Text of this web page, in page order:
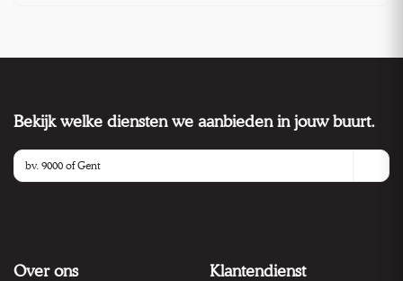
Bekijk welke diensten we aanbieden in jouw buurt.
Over ons Klantendienst